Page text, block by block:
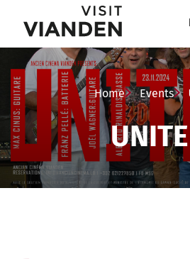
United
Home Events